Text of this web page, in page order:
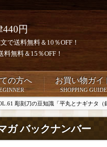
440円
で送料無料＆10％OFF！
無料＆15％OFF！
の方へ お買い物ガイ
SHOPPING GUIDE
彫刻刀の豆知識「平丸とナギナタ（
ガ バックナンバー